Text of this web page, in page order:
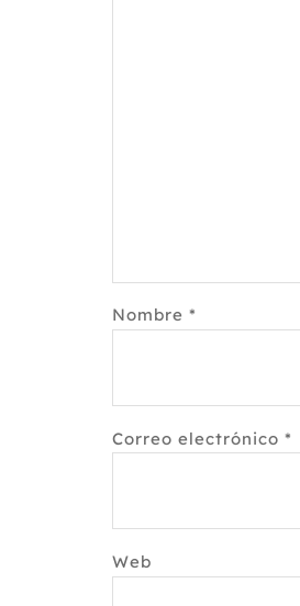
Nombre *
Correo electrónico *
Web